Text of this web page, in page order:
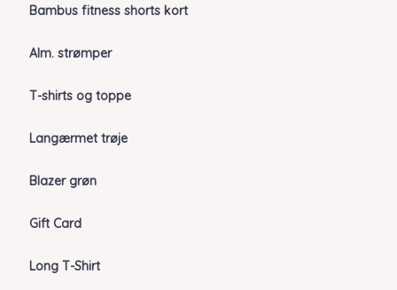
Bambus fitness shorts kort
Alm. strømper
T-shirts og toppe
Langærmet trøje
Blazer grøn
Gift Card
Long T-Shirt